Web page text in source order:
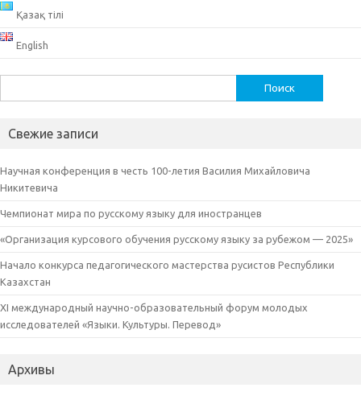
Қазақ тілі
English
Свежие записи
Научная конференция в честь 100-летия Василия Михайловича
Никитевича
Чемпионат мира по русскому языку для иностранцев
«Организация курсового обучения русскому языку за рубежом — 2025»
Начало конкурса педагогического мастерства русистов Республики
Казахстан
XI международный научно-образовательный форум молодых
исследователей «Языки. Культуры. Перевод»
Архивы